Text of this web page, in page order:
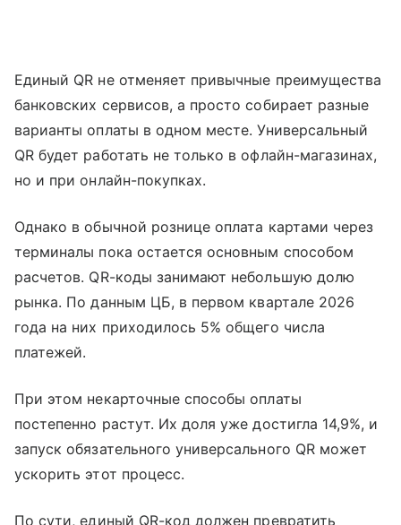
Единый QR не отменяет привычные преимущества
банковских сервисов, а просто собирает разные
варианты оплаты в одном месте. Универсальный
QR будет работать не только в офлайн-магазинах,
но и при онлайн-покупках.
Однако в обычной рознице оплата картами через
терминалы пока остается основным способом
расчетов. QR-коды занимают небольшую долю
рынка. По данным ЦБ, в первом квартале 2026
года на них приходилось 5% общего числа
платежей.
При этом некарточные способы оплаты
постепенно растут. Их доля уже достигла 14,9%, и
запуск обязательного универсального QR может
ускорить этот процесс.
По сути, единый QR-код должен превратить